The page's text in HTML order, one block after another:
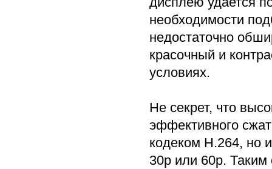
необходимости
недостаточно
красочный и
условиях.
Не секрет, что
эффективного
кодеком H.264, но
30р или 60р. Таким